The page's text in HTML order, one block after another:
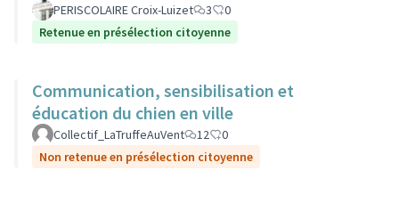
PERISCOLAIRE Croix-Luizet 3
0
Retenue en présélection citoyenne
Communication, sensibilisation et
éducation du chien en ville
Collectif_LaTruffeAuVent 12
0
Non retenue en présélection citoyenne